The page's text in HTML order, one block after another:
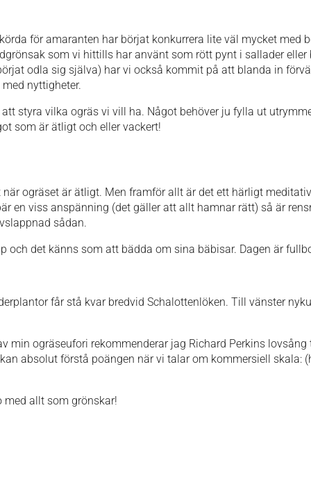
för amaranten har börjat konkurrera lite väl mycket med
som vi hittills har använt som rött pynt i sallader
odla sig själva) har vi också kommit på att blanda in
nyttigheter.
styra vilka ogräs vi vill ha. Något behöver ju fylla ut
som är ätligt och eller vackert!
ogräset är ätligt. Men framför allt är det ett härligt
en viss anspänning (det gäller att allt hamnar rätt) så är
sådan.
och det känns som att bädda om sina bäbisar. Dagen är
får stå kvar bredvid Schalottenlöken. Till vänster
min ogräseufori rekommenderar jag Richard Perkins
absolut förstå poängen när vi talar om kommersiell skala: (
allt som grönskar!